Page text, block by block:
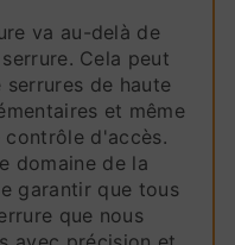
va au-delà de
Cela peut
de haute
et même
contrôle d'accès.
domaine de la
garantir que tous
que nous